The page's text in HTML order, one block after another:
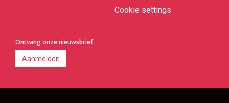
Cookie settings
Ontvang onze nieuwsbrief
Aanmelden